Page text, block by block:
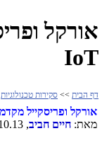
אורקל
IoT
דף הבית >> סקירות טכנולוגיות
אורקל ופריסקייל
מאת: חיים חביב, 28.10.13, 17:00